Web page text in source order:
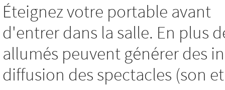
Éteignez votre portable avant
d'entrer dans la salle. En plus
allumés peuvent générer des
diffusion des spectacles (son